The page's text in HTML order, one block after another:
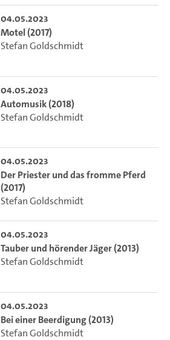
04.05.2023
Motel (2017)
Stefan Goldschmidt
04.05.2023
Automusik (2018)
Stefan Goldschmidt
04.05.2023
Der Priester und das fromme Pferd
(2017)
Stefan Goldschmidt
04.05.2023
Tauber und hörender Jäger (2013)
Stefan Goldschmidt
04.05.2023
Bei einer Beerdigung (2013)
Stefan Goldschmidt